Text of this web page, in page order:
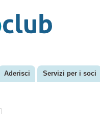
Aderisci Servizi per i soci